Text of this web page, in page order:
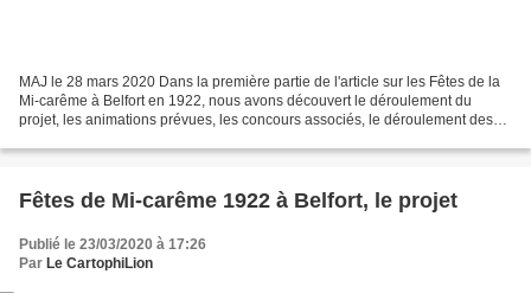
MAJ le 28 mars 2020 Dans la première partie de l'article sur les Fêtes de la
Mi-carême à Belfort en 1922, nous avons découvert le déroulement du
projet, les animations prévues, les concours associés, le déroulement des
Fêtes de Mi-carême 1922 à Belfort, le projet
Publié le 23/03/2020 à 17:26
Par Le CartophiLion